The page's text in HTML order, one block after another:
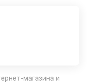
магазина и